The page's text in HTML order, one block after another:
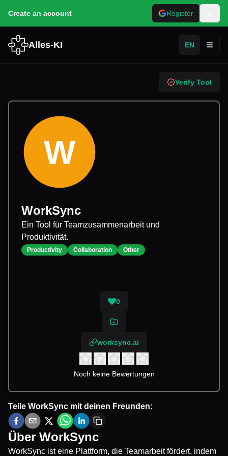
Create an account Register
Alles-KI EN
Verify Tool
W
WorkSync
Ein Tool für Teamzusammenarbeit und
Produktivität.
Productivity Collaboration Other
0
worksync.ai
Noch keine Bewertungen
Teile WorkSync mit deinen Freunden:
Über WorkSync
WorkSync ist eine Plattform, die Teamarbeit fördert, indem